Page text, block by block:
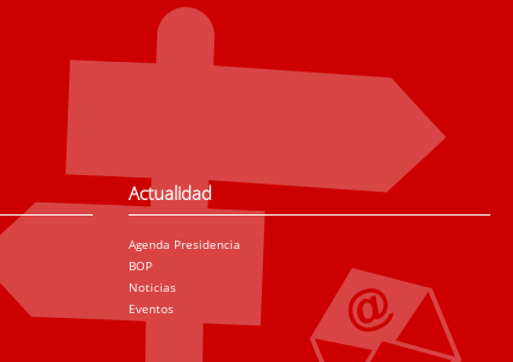
Actualidad
Agenda Presidencia
BOP
Noticias
Eventos